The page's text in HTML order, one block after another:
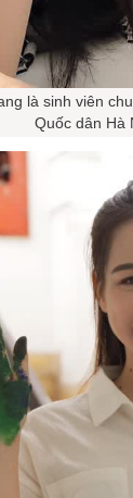
là sinh viên
Quốc dân Hà